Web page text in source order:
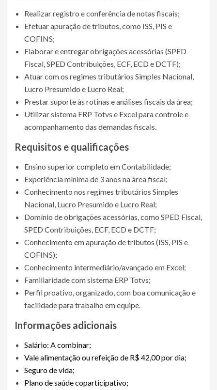
Realizar registro e conferência de notas fiscais;
Efetuar apuração de tributos, como ISS, PIS e
COFINS;
Elaborar e entregar obrigações acessórias (SPED
Fiscal, SPED Contribuições, ECF, ECD e DCTF);
Atuar com os regimes tributários Simples Nacional,
Lucro Presumido e Lucro Real;
Prestar suporte às rotinas e análises fiscais da área;
Utilizar sistema ERP Totvs e Excel para controle e
acompanhamento das demandas fiscais.
Requisitos e qualificações
Ensino superior completo em Contabilidade;
Experiência mínima de 3 anos na área fiscal;
Conhecimento nos regimes tributários Simples
Nacional, Lucro Presumido e Lucro Real;
Domínio de obrigações acessórias, como SPED Fiscal,
SPED Contribuições, ECF, ECD e DCTF;
Conhecimento em apuração de tributos (ISS, PIS e
COFINS);
Conhecimento intermediário/avançado em Excel;
Familiaridade com sistema ERP Totvs;
Perfil proativo, organizado, com boa comunicação e
facilidade para trabalho em equipe.
Informações adicionais
Salário: A combinar;
Vale alimentação ou refeição de R$ 42,00 por dia;
Seguro de vida;
Plano de saúde coparticipativo;